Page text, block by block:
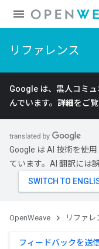
リファレンス
Google は、黒人コミ
んでいます。 詳細をご覧
Google は AI 技術を使
ています。AI 翻訳には
OpenWeave リファレ
フィードバックを送